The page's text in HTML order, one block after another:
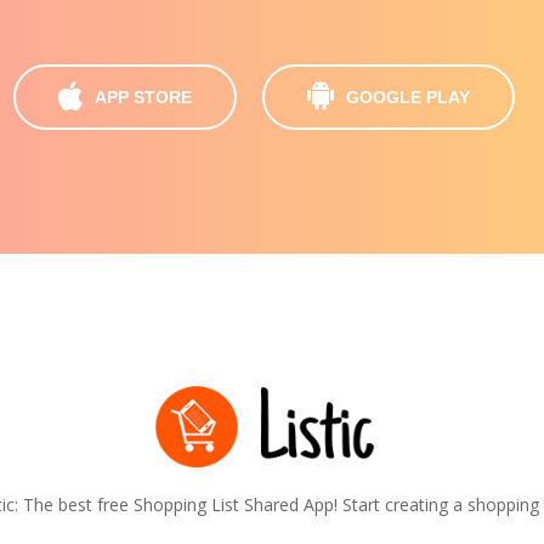
APP STORE GOOGLE PLAY
The best free Shopping List Shared App! Start creating a shopping